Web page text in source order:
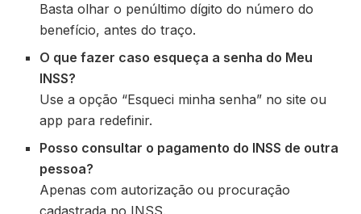
Basta olhar o penúltimo dígito do número do
benefício, antes do traço.
O que fazer caso esqueça a senha do Meu
INSS?
Use a opção “Esqueci minha senha” no site ou
app para redefinir.
Posso consultar o pagamento do INSS de outra
pessoa?
Apenas com autorização ou procuração